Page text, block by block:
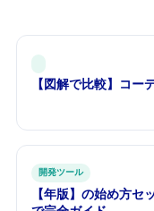
【図解で比較】Cursor vs GitHub Copilot
開発ツール
【2026年版】Jestの始